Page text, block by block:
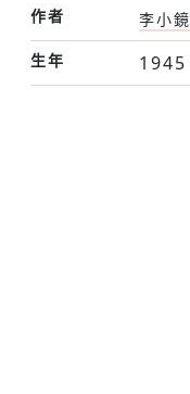
作者
李小鏡
生年
1945